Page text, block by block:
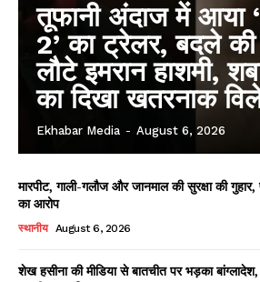
तूफानी अंदाज में आया
2’ का ट्रेलर, बदले
लौटे इमरान हाशमी,
का दिखा खतरनाक
Ekhabar Media - August 6, 2026
मारपीट, गाली-गलौज और जानमाल की सुरक्षा की
का आरोप
स्थानीय August 6, 2026
शेख हसीना की मीडिया से बातचीत पर भड़का